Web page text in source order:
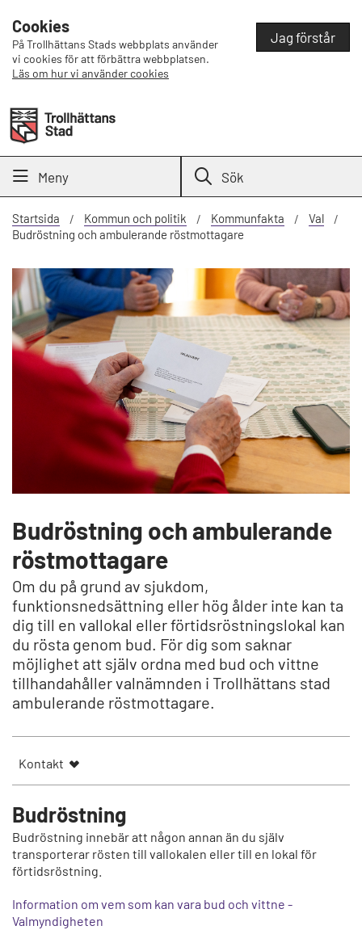
Cookies
På Trollhättans Stads webbplats använder
vi cookies för att förbättra webbplatsen.
Läs om hur vi använder cookies
Jag förstår
Meny Sök
Startsida Kommun och politik Kommunfakta
Val
Budröstning och ambulerande röstmottagare
Budröstning och ambulerande
röstmottagare
Om du på grund av sjukdom,
funktionsnedsättning eller hög ålder inte kan ta
dig till en vallokal eller förtidsröstningslokal kan
du rösta genom bud. För dig som saknar
möjlighet att själv ordna med bud och vittne
tillhandahåller valnämnden i Trollhättans stad
ambulerande röstmottagare.
Kontakt
Budröstning
Budröstning innebär att någon annan än du själv
transporterar rösten till vallokalen eller till en lokal för
förtidsröstning.
Information om vem som kan vara bud och vittne -
Valmyndigheten